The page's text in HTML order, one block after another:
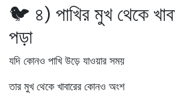
🐦 ৪) পাখির মুখ থেকে
পড়া
যদি কোনও পাখি উড়ে যাওয়ার সময়
তার মুখ থেকে খাবারের কোনও অংশ